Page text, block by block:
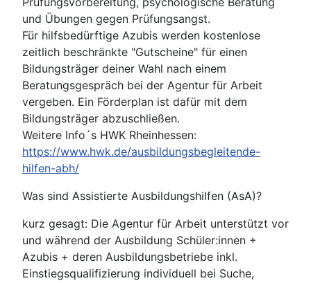
und Übungen gegen Prüfungsangst.
Für hilfsbedürftige Azubis werden kostenlose
zeitlich beschränkte "Gutscheine" für einen
Bildungsträger deiner Wahl nach einem
Beratungsgespräch bei der Agentur für Arbeit
vergeben. Ein Förderplan ist dafür mit dem
Bildungsträger abzuschließen.
Weitere Info´s HWK Rheinhessen:
https://www.hwk.de/ausbildungsbegleitende-
hilfen-abh/
Was sind Assistierte Ausbildungshilfen (AsA)?
kurz gesagt: Die Agentur für Arbeit unterstützt vor
und während der Ausbildung Schüler:innen +
Azubis + deren Ausbildungsbetriebe inkl.
Einstiegsqualifizierung individuell bei Suche,